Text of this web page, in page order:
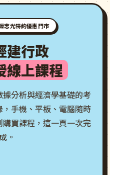
志光特約優惠門市
建行政
線上課程
分析與經濟學基礎的考
手機、平板、電腦隨時
買課程，這一頁一次完
成。